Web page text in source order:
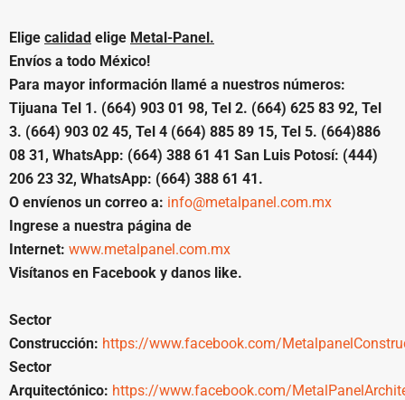
Elige calidad elige Metal-Panel.
Envíos a todo México!
Para mayor información llamé a nuestros números:
Tijuana Tel 1. (664) 903 01 98, Tel 2. (664) 625 83 92, Tel
3. (664) 903 02 45, Tel 4 (664) 885 89 15, Tel 5. (664)886
08 31, WhatsApp: (664) 388 61 41 San Luis Potosí: (444)
206 23 32, WhatsApp: (664) 388 61 41.
O envíenos un correo a: info@metalpanel.com.mx
Ingrese a nuestra página de
Internet: www.metalpanel.com.mx
Visítanos en Facebook y danos like.
Sector
Construcción: https://www.facebook.com/
Sector
Arquitectónico: https://www.facebook.com/